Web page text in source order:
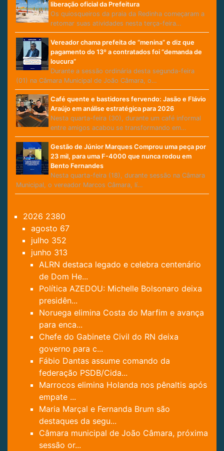
liberação oficial da Prefeitura
Os quiosqueiros da praia da Redinha começaram a
retomar suas atividades nesta terça-feira…
Vereador chama prefeita de “menina” e diz que
pagamento do 13º a contratados foi “demanda de
loucura”
Durante a sessão ordinária desta segunda-feira
(01) na Câmara Municipal de João Câmara, o…
Café quente e bastidores fervendo: Jasão e Flávio
Araújo em análise estratégica para 2026
Nesta quarta-feira (30), durante um café informal
entre amigos acabou se transformando em…
Gestão de Júnior Marques Comprou uma peça por
23 mil, para uma F-4000 que nunca rodou em
Bento Fernandes
Nesta quarta-feira (18), durante sessão na Câmara
Municipal, o vereador Marcos Câmara, lí…
2026 2380
agosto 67
julho 352
junho 313
ALRN destaca legado e celebra centenário
de Dom He...
Política AZEDOU: Michelle Bolsonaro deixa
presidên...
Noruega elimina Costa do Marfim e avança
para enca...
Chefe do Gabinete Civil do RN deixa
governo para c...
Fábio Dantas assume comando da
federação PSDB/Cida...
Marrocos elimina Holanda nos pênaltis após
empate ...
Maria Marçal e Fernanda Brum são
destaques da segu...
Câmara municipal de João Câmara, próxima
sessão or...